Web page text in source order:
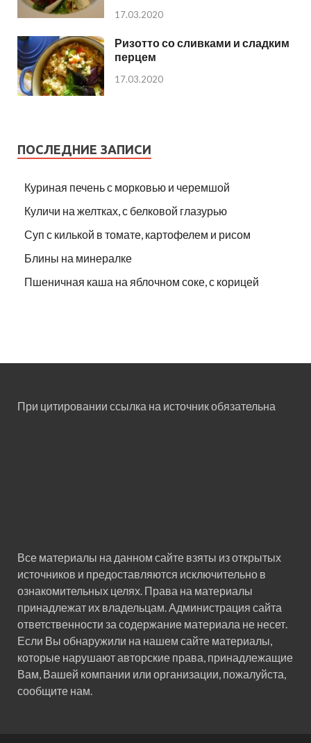
17.03.2020
Ризотто со сливками и сладким
перцем
17.03.2020
ПОСЛЕДНИЕ ЗАПИСИ
Куриная печень с морковью и черемшой
Куличи на желтках, с белковой глазурью
Суп с килькой в томате, картофелем и рисом
Блины на минералке
Пшеничная каша на яблочном соке, с корицей
При цитировании ссылка на источник обязательна
Все материалы на данном сайте взяты из открытых
источников и предоставляются исключительно в
ознакомительных целях. Права на материалы
принадлежат их владельцам. Администрация сайта
ответственности за содержание материала не несет.
Если Вы обнаружили на нашем сайте материалы,
которые нарушают авторские права, принадлежащие
Вам, Вашей компании или организации, пожалуйста,
сообщите нам.